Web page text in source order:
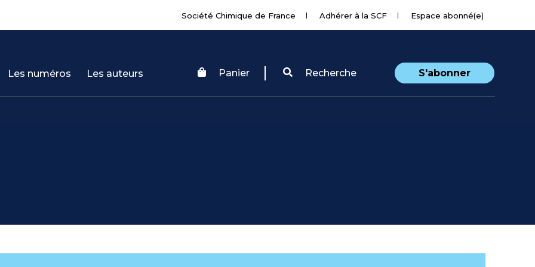
Société Chimique de France Adhérer à la SCF Espace abonné(e)
Les numéros Les auteurs Panier Recherche S'abonner